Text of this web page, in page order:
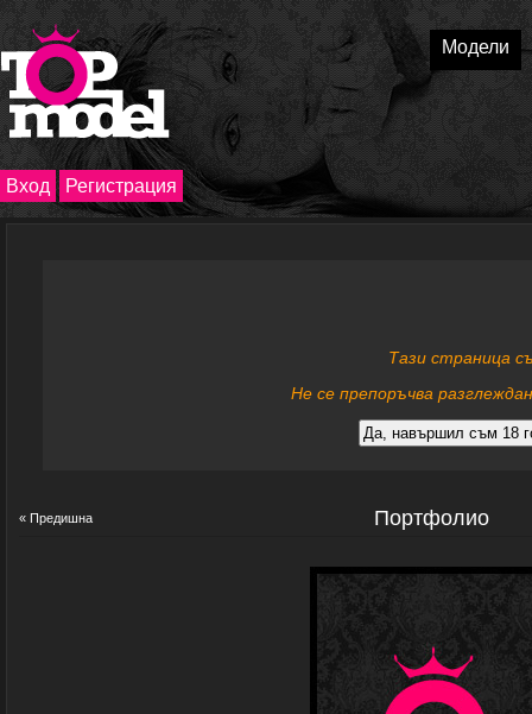
Модели
Вход Регистрация
Тази страница
Не се препоръчва
« Предишна Портфолио